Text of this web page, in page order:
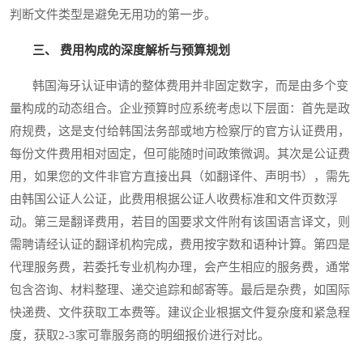
判断文件类型是避免无用功的第一步。
三、 费用构成的深度解析与预算规划
韩国海牙认证申请的整体费用并非固定数字，而是由多个变
量构成的动态组合。企业预算时应系统考虑以下层面：首先是政
府规费，这是支付给韩国法务部或地方检察厅的官方认证费用，
每份文件费用相对固定，但可能随时间政策微调。其次是公证费
用，如果您的文件非官方直接出具（如翻译件、声明书），需先
由韩国公证人公证，此费用根据公证人收费标准和文件页数浮
动。第三是翻译费用，若目的国要求文件附有该国语言译文，则
需聘请经认证的翻译机构完成，费用按字数和语种计算。第四是
代理服务费，若委托专业机构办理，会产生相应的服务费，通常
包含咨询、材料整理、递交追踪和邮寄等。最后是杂费，如国际
快递费、文件获取工本费等。建议企业根据文件复杂度和紧急程
度，获取2-3家可靠服务商的明细报价进行对比。